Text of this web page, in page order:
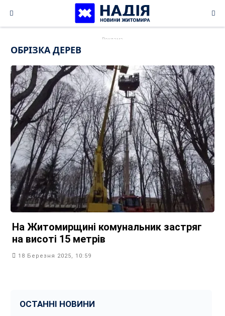
content
ОБРІЗКА ДЕРЕВ
На Житомирщині комунальник застряг
на висоті 15 метрів
18 Березня 2025, 10:59
ОСТАННІ НОВИНИ